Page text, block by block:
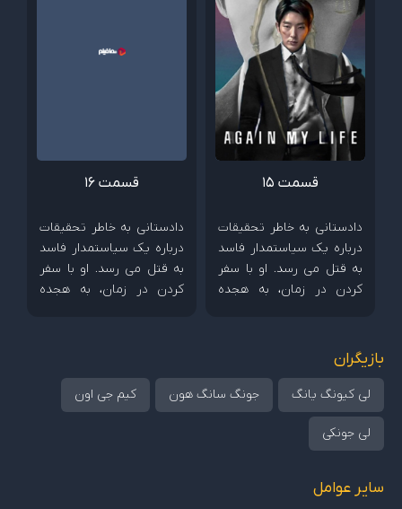
قسمت 15
دادستانی به خاطر تحقیقات
درباره یک سیاستمدار فاسد
به قتل می رسد. او با سفر
کردن در زمان، به هجده
شود.
قسمت 16
دادستانی به خاطر تحقیقات
درباره یک سیاستمدار فاسد
به قتل می رسد. او با سفر
کردن در زمان، به هجده
بازیگران
لی کیونگ یانگ جونگ سانگ هون کیم جی اون
لی جونکی
سایر عوامل